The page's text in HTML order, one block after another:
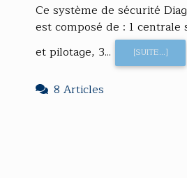
Ce système de sécurité
est composé de : 1 centrale
et pilotage, 3...
[SUITE...]
8 Articles